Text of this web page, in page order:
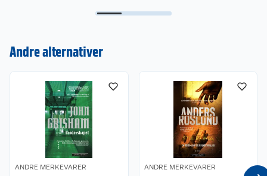
Andre alternativer
ANDRE MERKEVARER ANDRE MERKEVARER
Om oss
Nyheter
Våre butikker
Våre merkevarer
Coop kjeder
Kontakt oss
Angre- og returrett
Reklamasjon og garanti
Ofte stilte spørsmål
Betalingsalternativer